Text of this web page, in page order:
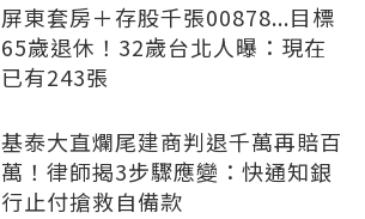
屏東套房＋存股千張00878...目標
65歲退休！32歲台北人曝：現在
已有243張
基泰大直爛尾建商判退千萬再賠百
萬！律師揭3步驟應變：快通知銀
行止付搶救自備款